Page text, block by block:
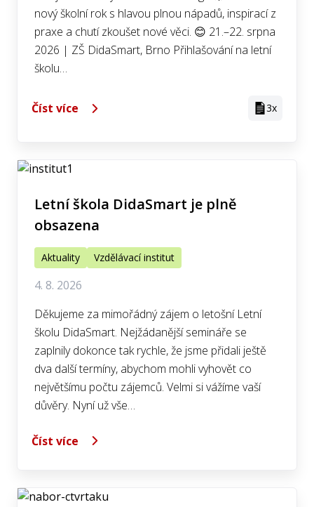
nový školní rok s hlavou plnou nápadů, inspirací z
praxe a chutí zkoušet nové věci. 😊 21.–22. srpna
2026 | ZŠ DidaSmart, Brno Přihlašování na letní
školu…
Číst více 3x
Letní škola DidaSmart je plně
obsazena
Aktuality Vzdělávací institut
4. 8. 2026
Děkujeme za mimořádný zájem o letošní Letní
školu DidaSmart. Nejžádanější semináře se
zaplnily dokonce tak rychle, že jsme přidali ještě
dva další termíny, abychom mohli vyhovět co
největšímu počtu zájemců. Velmi si vážíme vaší
důvěry. Nyní už vše…
Číst více